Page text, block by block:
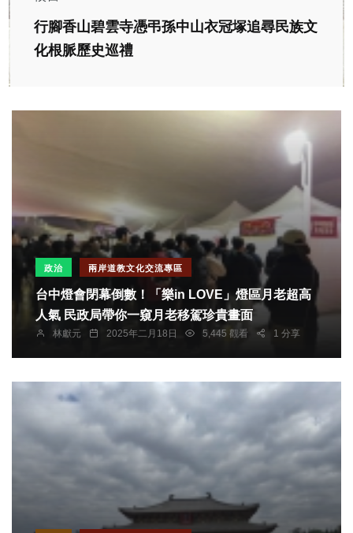
行腳香山碧雲寺憑弔孫中山衣冠塚追尋民族文
化根脈歷史巡禮
政治 兩岸道教文化交流專區
台中燈會閉幕倒數！「樂in LOVE」燈區月老超高
人氣 民政局帶你一窺月老移駕珍貴畫面
林獻元 2025年二月18日 5,445 觀看 1 分享